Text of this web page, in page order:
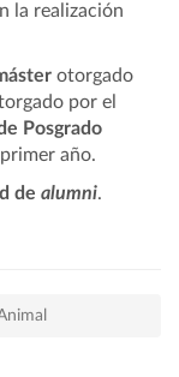
la realización
otorgado
por el
Posgrado
año.
de alumni.